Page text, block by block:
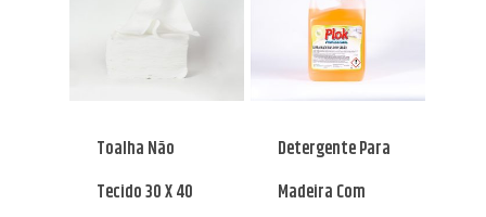
Toalha Não
Tecido 30 X 40
Detergente Para
Madeira Com